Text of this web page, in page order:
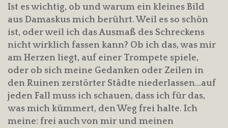
Ist es wichtig, ob und warum ein kleines Bild
aus Damaskus mich berührt. Weil es so schön
ist, oder weil ich das Ausmaß des Schreckens
nicht wirklich fassen kann? Ob ich das, was mir
am Herzen liegt, auf einer Trompete spiele,
oder ob sich meine Gedanken oder Zeilen in
den Ruinen zerstörter Städte niederlassen…auf
jeden Fall muss ich schauen, dass ich für das,
was mich kümmert, den Weg frei halte. Ich
meine: frei auch von mir und meinen